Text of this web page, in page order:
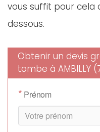
vous suffit pour cela
dessous.
Obtenir un devis
tombe à AMBILLY
* Prénom